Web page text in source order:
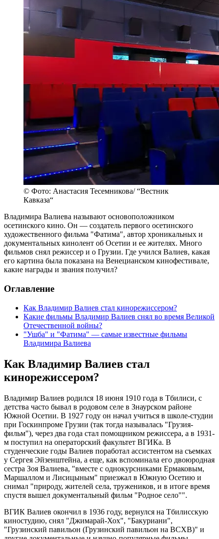
© Фото: Анастасия Тесемникова/ “Вестник
Кавказа“
Владимира Валиева называют основоположником
осетинского кино. Он — создатель первого осетинского
художественного фильма "Фатима", автор хроникальных и
документальных кинолент об Осетии и ее жителях. Много
фильмов снял режиссер и о Грузии. Где учился Валиев, какая
его картина была показана на Венецианском кинофестивале,
какие награды и звания получил?
Оглавление
Как Владимир Валиев стал кинорежиссером?
Какие фильмы Владимир Валиев снял во время Великой
Отечественной войны?
"Ушба" и "Фатима" — самые известные фильмы
Владимира Валиева
Как Владимир Валиев стал
кинорежиссером?
Владимир Валиев родился 18 июня 1910 года в Тбилиси, с
детства часто бывал в родовом селе в Знаурском районе
Южной Осетии. В 1927 году он начал учиться в школе-студии
при Госкинпроме Грузии (так тогда называлась "Грузия-
фильм"), через два года стал помощником режиссера, а в 1931-
м поступил на операторский факультет ВГИКа. В
студенческие годы Валиев поработал ассистентом на съемках
у Сергея Эйзенштейна, а еще, как вспоминала его двоюродная
сестра Зоя Валиева, "вместе с однокурсниками Ермаковым,
Маршаллом и Лисицыным" приезжал в Южную Осетию и
снимал "природу, жителей села, тружеников, и в итоге время
спустя вышел документальный фильм "Родное село"".
ВГИК Валиев окончил в 1936 году, вернулся на Тбилисскую
киностудию, снял "Джимарай-Хох", "Бакуриани",
"Грузинский павильон (Грузинский павильон на ВСХВ)" и